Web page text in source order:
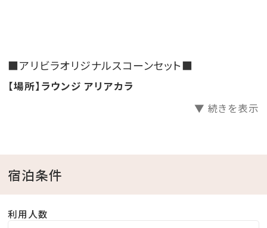
✽フラワーライブラリー
花や植物にまつわる書籍が並ぶフラワーライブラリーが
【時間】11:00～18:00（飲食のL.O. 17:30）
【料金】鑑賞無料
【対象】ラウンジ「アリアカラ」をご利用のお客様
■アリビラオリジナルスコーンセット■
【場所】ラウンジ アリアカラ
▼ 続きを表示
宿泊条件
利用人数